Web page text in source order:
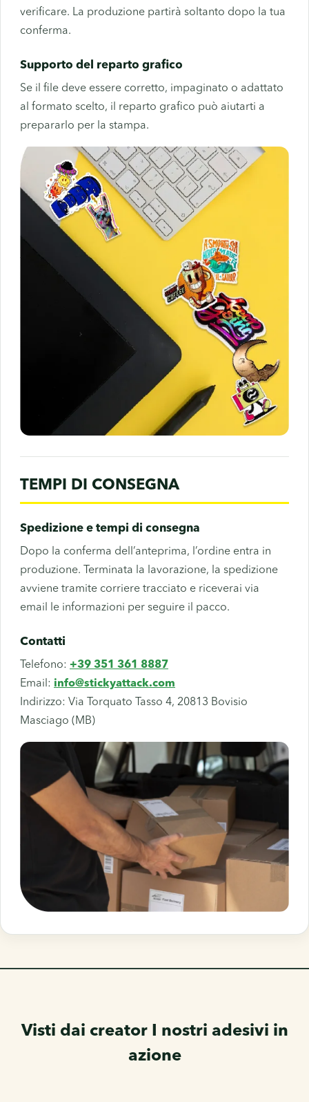
verificare. La produzione partirà soltanto dopo la tua
conferma.
Supporto del reparto grafico
Se il file deve essere corretto, impaginato o adattato
al formato scelto, il reparto grafico può aiutarti a
prepararlo per la stampa.
TEMPI DI CONSEGNA
Spedizione e tempi di consegna
Dopo la conferma dell’anteprima, l’ordine entra in
produzione. Terminata la lavorazione, la spedizione
avviene tramite corriere tracciato e riceverai via
email le informazioni per seguire il pacco.
Contatti
Telefono: +39 351 361 8887
Email: info@stickyattack.com
Indirizzo: Via Torquato Tasso 4, 20813 Bovisio
Masciago (MB)
Visti dai creatorI nostri adesivi in
azione